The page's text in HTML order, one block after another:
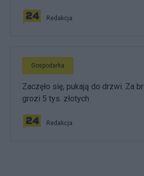
Redakcja
Gospodarka
Zaczęło się, pukają do drzwi. Za
grozi 5 tys. złotych
Redakcja